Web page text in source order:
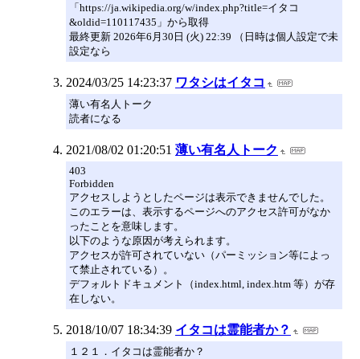
「https://ja.wikipedia.org/w/index.php?title=イタコ
&oldid=110117435」から取得
最終更新 2026年6月30日 (火) 22:39 （日時は個人設定で未
設定なら
2024/03/25 14:23:37 ワタシはイタコ
薄い有名人トーク
読者になる
2021/08/02 01:20:51 薄い有名人トーク
403
Forbidden
アクセスしようとしたページは表示できませんでした。
このエラーは、表示するページへのアクセス許可がなか
ったことを意味します。
以下のような原因が考えられます。
アクセスが許可されていない（パーミッション等によっ
て禁止されている）。
デフォルトドキュメント（index.html, index.htm 等）が存
在しない。
2018/10/07 18:34:39 イタコは霊能者か？
１２１．イタコは霊能者か？